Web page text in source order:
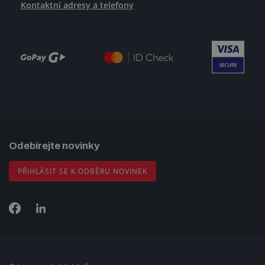
Kontaktní adresy a telefony
Odebírejte novinky
PŘIHLÁSIT SE K ODBĚRU NOVINEK